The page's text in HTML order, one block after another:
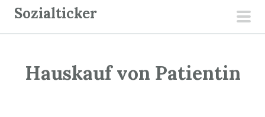
Sozialticker
Hauskauf von Patientin